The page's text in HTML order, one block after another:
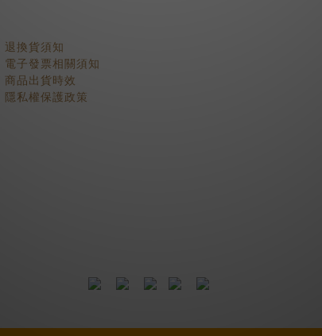
退換貨須知
電子發票相關須知
商品出貨時效
隱私權保護政策